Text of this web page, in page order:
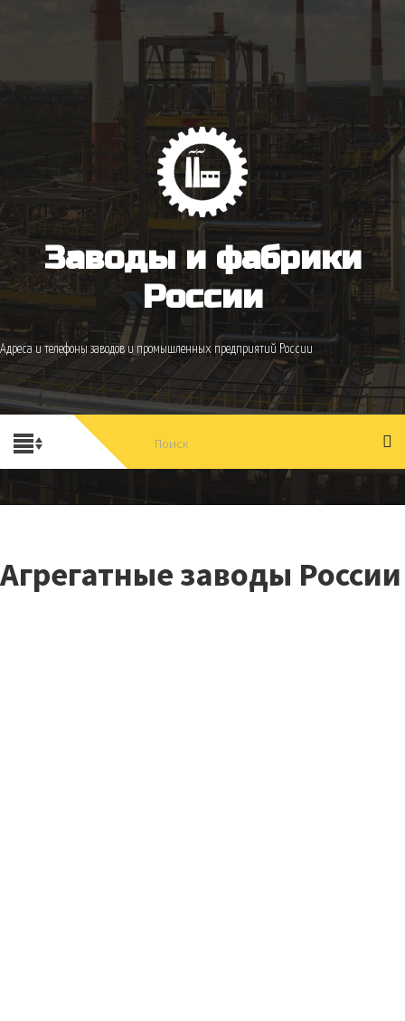
Заводы и фабрики
России
Адреса и телефоны заводов и промышленных предприятий России
Агрегатные заводы России